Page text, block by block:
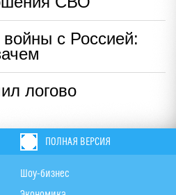
с Россией:
логово
ПОЛНАЯ ВЕРСИЯ
Шоу-бизнес